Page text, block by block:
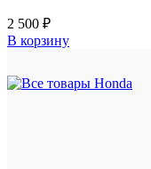
2 500 ₽
В корзину